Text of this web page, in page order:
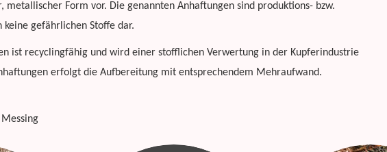
Form vor. Die genannten Anhaftungen sind produktions- bzw.
gefährlichen Stoffe dar.
ist recyclingfähig und wird einer stofflichen Verwertung in der Kupferindustrie
erfolgt die Aufbereitung mit entsprechendem Mehraufwand.